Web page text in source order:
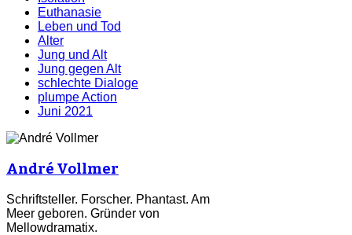
Euthanasie
Leben und Tod
Alter
Jung und Alt
Jung gegen Alt
schlechte Dialoge
plumpe Action
Juni 2021
André Vollmer
Schriftsteller. Forscher. Phantast. Am
Meer geboren. Gründer von
Mellowdramatix.